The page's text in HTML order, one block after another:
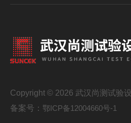
Copyright © 2026 武汉尚测试验
备案号： 鄂ICP备12004660号-1